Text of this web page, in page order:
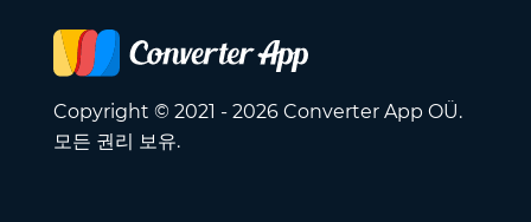
Copyright © 2021 - 2026 Converter App OÜ.
모든 권리 보유.